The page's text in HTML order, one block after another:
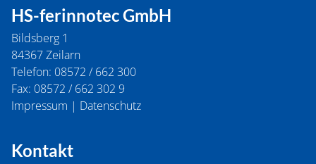
HS-ferinnotec GmbH
Bildsberg 1
84367Zeilarn
Telefon: 08572 / 662 300
Fax: 08572 / 662 302 9
Impressum | Datenschutz
Kontakt